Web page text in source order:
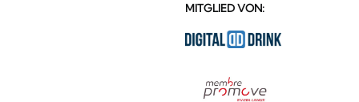
MITGLIED VON: